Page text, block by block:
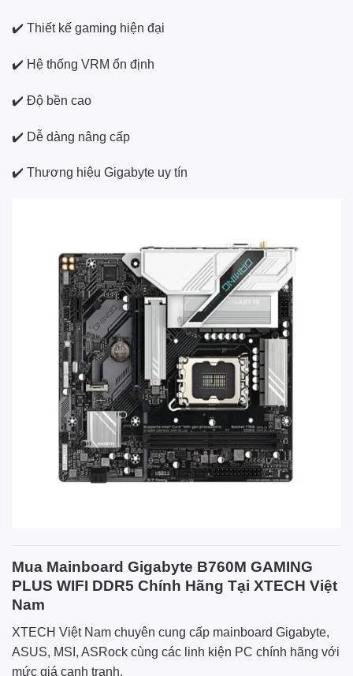
✔️ Thiết kế gaming hiện đại
✔️ Hệ thống VRM ổn định
✔️ Độ bền cao
✔️ Dễ dàng nâng cấp
✔️ Thương hiệu Gigabyte uy tín
Mua Mainboard Gigabyte B760M GAMING
PLUS WIFI DDR5 Chính Hãng Tại XTECH Việt
Nam
XTECH Việt Nam chuyên cung cấp mainboard Gigabyte,
ASUS, MSI, ASRock cùng các linh kiện PC chính hãng với
mức giá cạnh tranh.